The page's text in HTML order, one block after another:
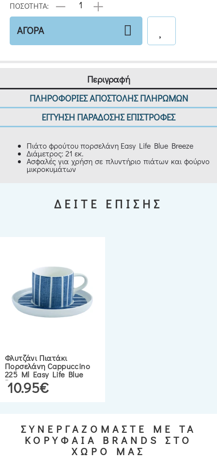
ΠΟΣΟΤΗΤΑ:
ΑΓΟΡΑ
Περιγραφή
ΠΛΗΡΟΦΟΡΙΕΣ ΑΠΟΣΤΟΛΗΣ ΠΛΗΡΩΜΩΝ
ΕΓΓΥΗΣΗ ΠΑΡΑΔΟΣΗΣ ΕΠΙΣΤΡΟΦΕΣ
Πιάτο φρούτου πορσελάνη Easy Life Blue Breeze
Διάμετρος: 21 εκ.
Ασφαλές για χρήση σε πλυντήριο πιάτων και φούρνο
μικροκυμάτων
ΔΕΙΤΕ ΕΠΙΣΗΣ
Φλυτζάνι Πιατάκι
Πορσελάνη Cappuccino
225 Ml Easy Life Blue
Breeze
10.95€
ΣΥΝΕΡΓΑΖΟΜΑΣΤΕ ΜΕ ΤΑ
ΚΟΡΥΦΑΙΑ BRANDS ΣΤΟ
ΧΩΡΟ ΜΑΣ